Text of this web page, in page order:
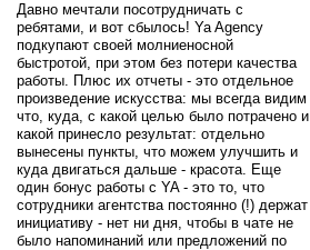
Давно мечтали посотрудничать с
ребятами, и вот сбылось! Ya Agency
подкупают своей молниеносной
быстротой, при этом без потери качества
работы. Плюс их отчеты - это отдельное
произведение искусства: мы всегда видим
что, куда, с какой целью было потрачено и
какой принесло результат: отдельно
вынесены пункты, что можем улучшить и
куда двигаться дальше - красота. Еще
один бонус работы с YA - это то, что
сотрудники агентства постоянно (!) держат
инициативу - нет ни дня, чтобы в чате не
было напоминаний или предложений по